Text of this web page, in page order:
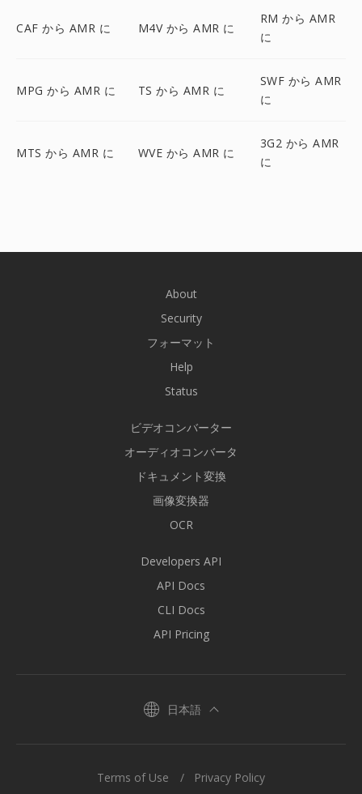
CAF から AMR に M4V から AMR に
RM から AMR
に
MPG から AMR に TS から AMR に
SWF から AMR
に
MTS から AMR に WVE から AMR に
3G2 から AMR
に
About
Security
フォーマット
Help
Status
ビデオコンバーター
オーディオコンバータ
ドキュメント変換
画像変換器
OCR
Developers API
API Docs
CLI Docs
API Pricing
日本語
Terms of Use Privacy Policy